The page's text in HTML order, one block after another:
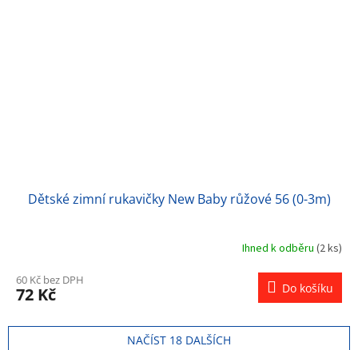
Dětské zimní rukavičky New Baby růžové 56 (0-3m)
Ihned k odběru (2 ks)
60 Kč bez DPH
72 Kč Do košíku
NAČÍST 18 DALŠÍCH